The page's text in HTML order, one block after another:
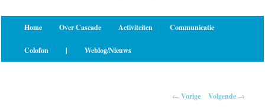
Home Over Cascade Activiteiten Communicatie
Colofon | Weblog/Nieuws
← Vorige Volgende →